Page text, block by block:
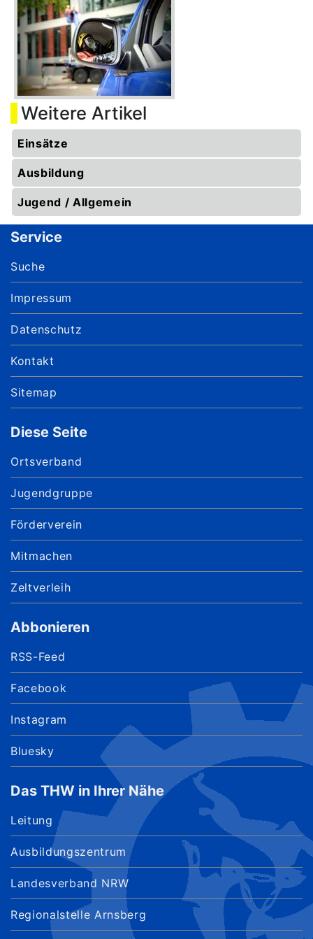
Weitere Artikel
Einsätze
Ausbildung
Jugend / Allgemein
Service
Suche
Impressum
Datenschutz
Kontakt
Sitemap
Diese Seite
Ortsverband
Jugendgruppe
Förderverein
Mitmachen
Zeltverleih
Abbonieren
RSS-Feed
Facebook
Instagram
Bluesky
Das THW in Ihrer Nähe
Leitung
Ausbildungszentrum
Landesverband NRW
Regionalstelle Arnsberg